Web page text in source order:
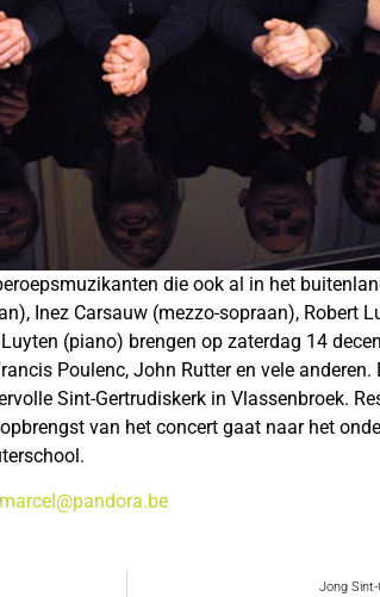
die ook al in het
Inez Carsauw (mezzo-sopraan), Robert
(piano) brengen op zaterdag 14
Poulenc, John Rutter en vele anderen.
Sint-Gertrudiskerk in Vlassenbroek.
van het concert gaat naar het
Jong